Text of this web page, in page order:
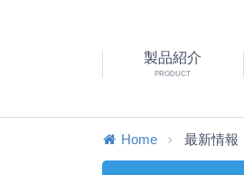
製品紹介
PRODUCT
Home 最新情報